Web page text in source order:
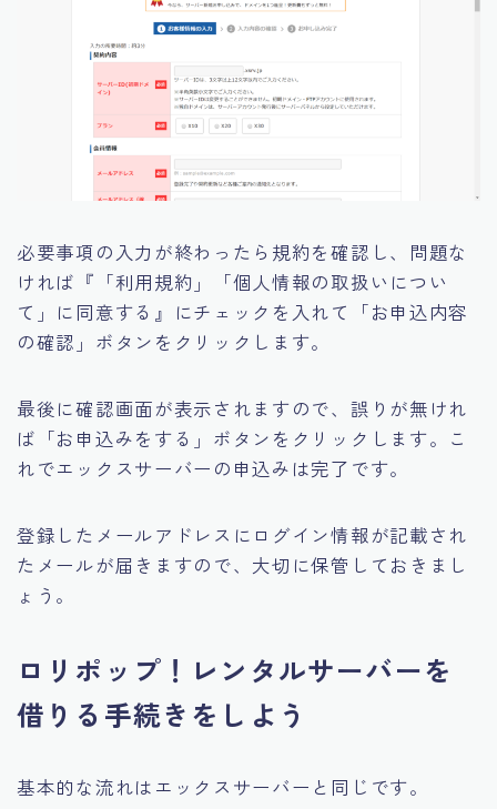
必要事項の入力が終わったら規約を確認し、問題な
ければ『「利用規約」「個人情報の取扱いについ
て」に同意する』にチェックを入れて「お申込内容
の確認」ボタンをクリックします。
最後に確認画面が表示されますので、誤りが無けれ
ば「お申込みをする」ボタンをクリックします。こ
れでエックスサーバーの申込みは完了です。
登録したメールアドレスにログイン情報が記載され
たメールが届きますので、大切に保管しておきまし
ょう。
ロリポップ！レンタルサーバーを
借りる手続きをしよう
基本的な流れはエックスサーバーと同じです。